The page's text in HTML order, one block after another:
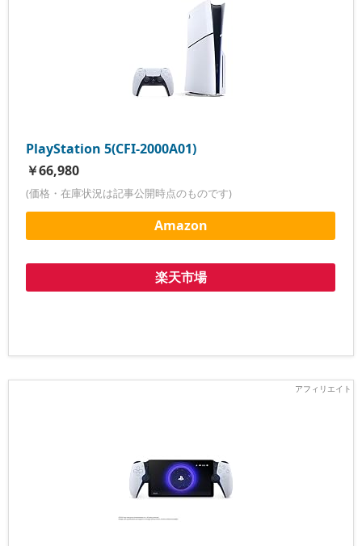
PlayStation 5(CFI-2000A01)
￥66,980
(価格・在庫状況は記事公開時点のものです)
Amazon
楽天市場